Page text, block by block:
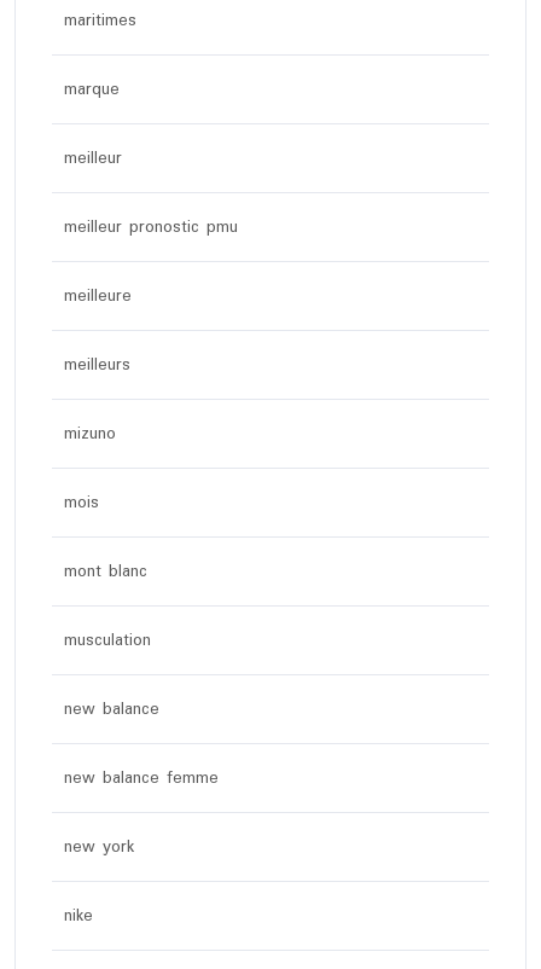
maritimes
marque
meilleur
meilleur pronostic pmu
meilleure
meilleurs
mizuno
mois
mont blanc
musculation
new balance
new balance femme
new york
nike